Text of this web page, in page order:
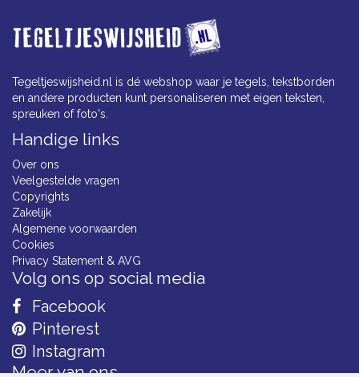
Tegeltjeswijsheid.nl is dé webshop waar je tegels, tekstborden
en andere producten kunt personaliseren met eigen teksten,
spreuken of foto's.
Handige links
Over ons
Veelgestelde vragen
Copyrights
Zakelijk
Algemene voorwaarden
Cookies
Privacy Statement & AVG
Volg ons op social media
Facebook
Pinterest
Instagram
Meer van ons